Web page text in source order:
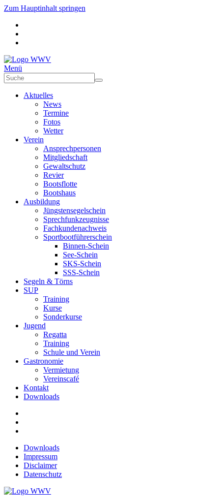
Zum Hauptinhalt springen
Menü
Aktuelles
News
Termine
Fotos
Wetter
Verein
Ansprechpersonen
Mitgliedschaft
Gewaltschutz
Revier
Bootsflotte
Bootshaus
Ausbildung
Jüngstensegelschein
Sprechfunkzeugnisse
Fachkundenachweis
Sportbootführerschein
Binnen-Schein
See-Schein
SKS-Schein
SSS-Schein
Segeln & Törns
SUP
Training
Kurse
Sonderkurse
Jugend
Regatta
Training
Schule und Verein
Gastronomie
Vermietung
Vereinscafé
Kontakt
Downloads
Downloads
Impressum
Disclaimer
Datenschutz